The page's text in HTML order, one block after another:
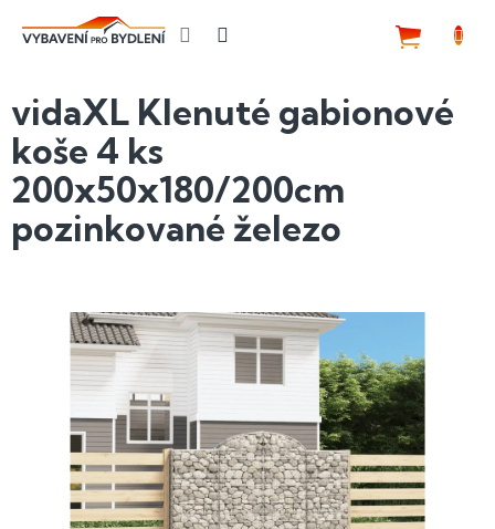
vidaXL Klenuté gabionové
koše 4 ks
200x50x180/200cm
pozinkované železo